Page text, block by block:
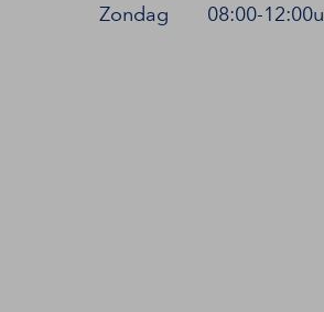
Zondag
08:00-12:00u